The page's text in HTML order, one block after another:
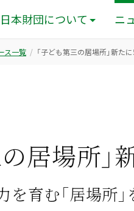
日本財団について ニ
ス一覧 「子ども第三の居場所」新た
居場所
育む「居場所